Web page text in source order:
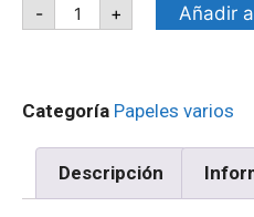
- + Añadir
Categoría Papeles varios
Descripción